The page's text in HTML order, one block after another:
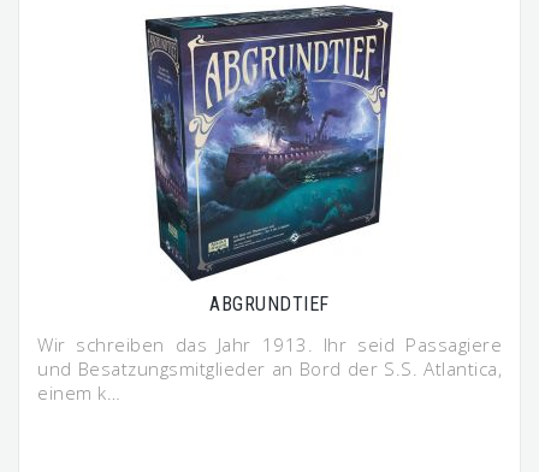
ABGRUNDTIEF
Wir schreiben das Jahr 1913. Ihr seid Passagiere
und Besatzungsmitglieder an Bord der S.S. Atlantica,
einem k…